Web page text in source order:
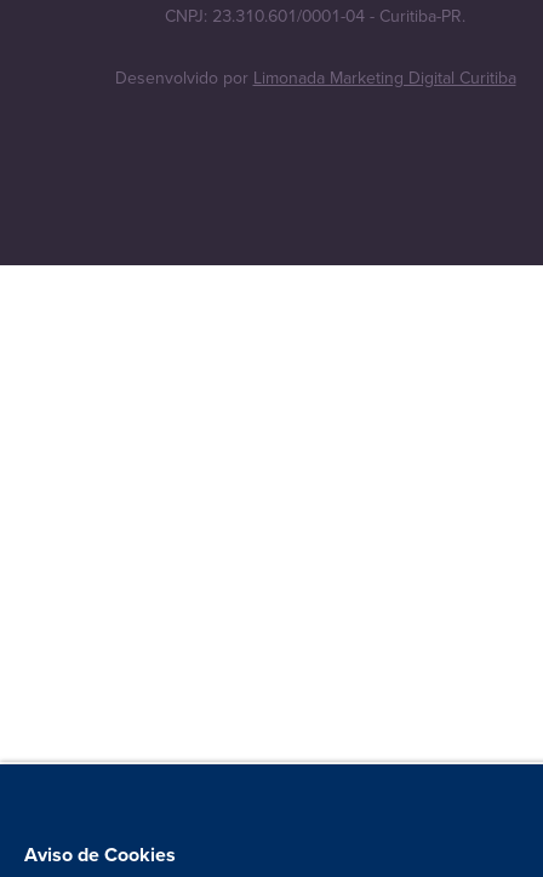
CNPJ: 23.310.601/0001-04 - Curitiba-PR.
Desenvolvido por Limonada Marketing Digital Curitiba
Aviso de Cookies